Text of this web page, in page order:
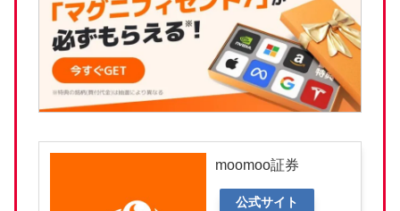
moomoo証券
公式サイト